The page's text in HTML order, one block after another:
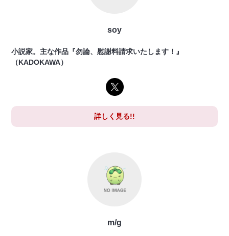
soy
小説家。主な作品『勿論、慰謝料請求いたします！』
（KADOKAWA）
詳しく見る!!
m/g